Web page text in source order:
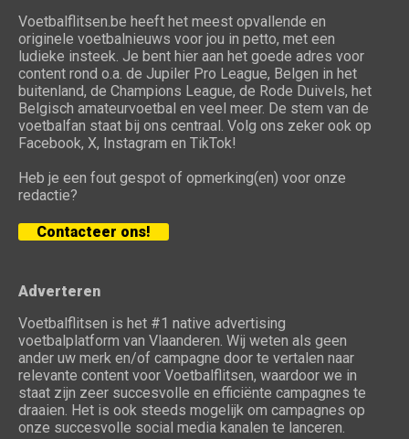
Voetbalflitsen.be heeft het meest opvallende en
originele voetbalnieuws voor jou in petto, met een
ludieke insteek. Je bent hier aan het goede adres voor
content rond o.a. de Jupiler Pro League, Belgen in het
buitenland, de Champions League, de Rode Duivels, het
Belgisch amateurvoetbal en veel meer. De stem van de
voetbalfan staat bij ons centraal. Volg ons zeker ook op
Facebook, X, Instagram en TikTok!
Heb je een fout gespot of opmerking(en) voor onze
redactie?
Contacteer ons!
Adverteren
Voetbalflitsen is het #1 native advertising
voetbalplatform van Vlaanderen. Wij weten als geen
ander uw merk en/of campagne door te vertalen naar
relevante content voor Voetbalflitsen, waardoor we in
staat zijn zeer succesvolle en efficiënte campagnes te
draaien. Het is ook steeds mogelijk om campagnes op
onze succesvolle social media kanalen te lanceren.